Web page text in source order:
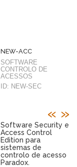
NEW-ACC
SOFTWARE
CONTROLO DE
ACESSOS
ID: NEW-SEC
« »
Software Security e
Access Control
Edition para
sistemas de
controlo de acesso
Paradox.